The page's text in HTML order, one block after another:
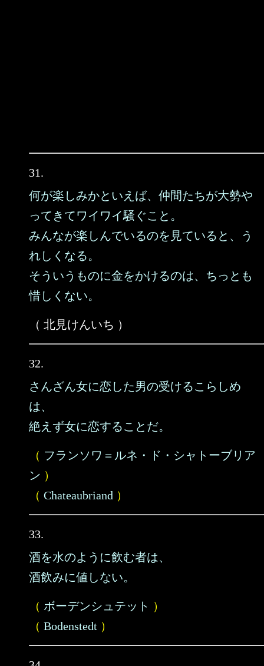
31.
何が楽しみかといえば、仲間たちが大勢や
ってきてワイワイ騒ぐこと。
みんなが楽しんでいるのを見ていると、う
れしくなる。
そういうものに金をかけるのは、ちっとも
惜しくない。
（ 北見けんいち ）
32.
さんざん女に恋した男の受けるこらしめ
は、
絶えず女に恋することだ。
（ フランソワ＝ルネ・ド・シャトーブリア
ン ）
（ Chateaubriand ）
33.
酒を水のように飲む者は、
酒飲みに値しない。
（ ボーデンシュテット ）
（ Bodenstedt ）